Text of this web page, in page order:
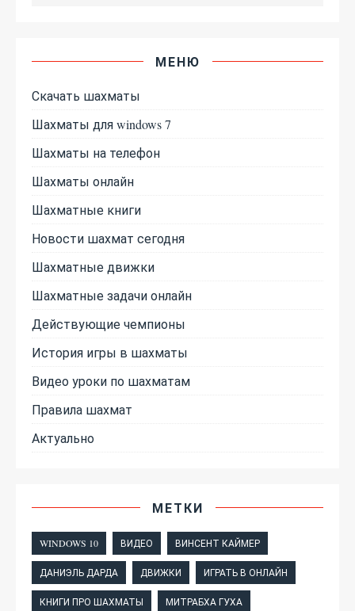
МЕНЮ
Скачать шахматы
Шахматы для windows 7
Шахматы на телефон
Шахматы онлайн
Шахматные книги
Новости шахмат сегодня
Шахматные движки
Шахматные задачи онлайн
Действующие чемпионы
История игры в шахматы
Видео уроки по шахматам
Правила шахмат
Актуально
МЕТКИ
WINDOWS 10 ВИДЕО ВИНСЕНТ КАЙМЕР
ДАНИЭЛЬ ДАРДА ДВИЖКИ ИГРАТЬ В ОНЛАЙН
КНИГИ ПРО ШАХМАТЫ МИТРАБХА ГУХА